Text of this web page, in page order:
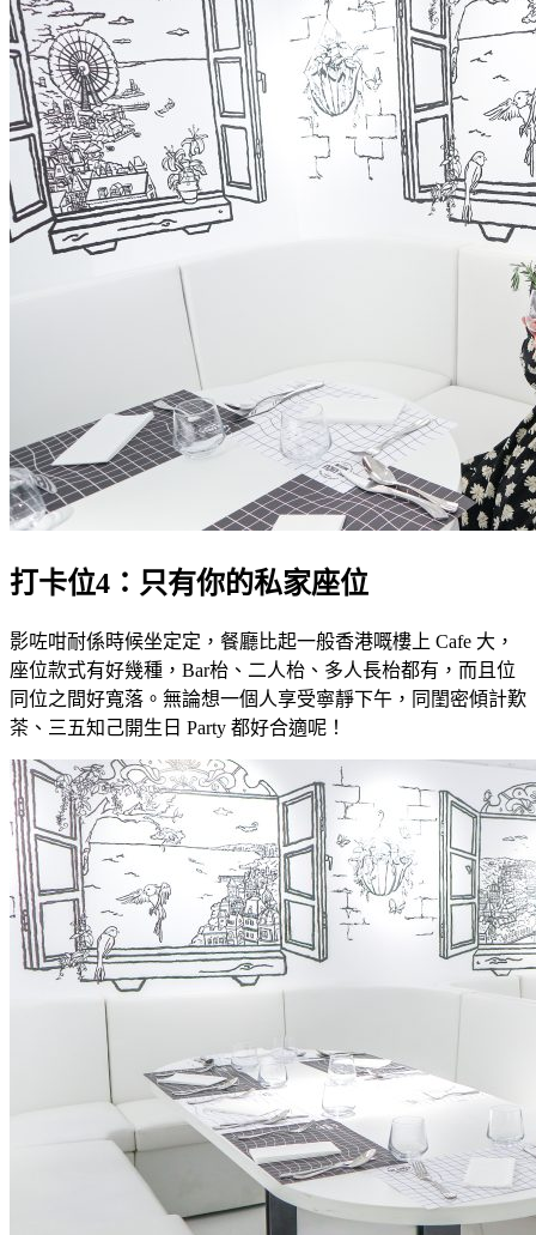
打卡位4：只有你的私家座位
影咗咁耐係時候坐定定，餐廳比起一般香港嘅樓上 Cafe 大，
座位款式有好幾種，Bar枱、二人枱、多人長枱都有，而且位
同位之間好寬落。無論想一個人享受寧靜下午，同閨密傾計歎
茶、三五知己開生日 Party 都好合適呢！